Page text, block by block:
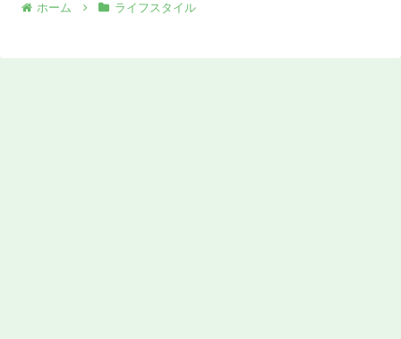
ホーム ライフスタイル